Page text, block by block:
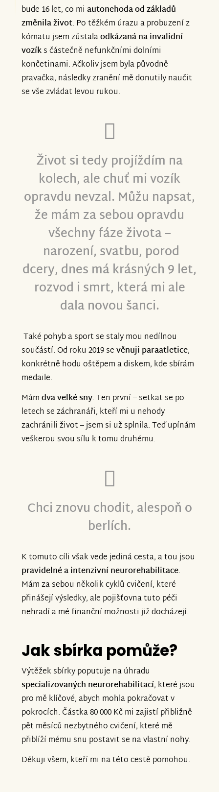
bude 16 let, co mi autonehoda od základů
změnila život. Po těžkém úrazu a probuzení z
kómatu jsem zůstalaodkázaná na invalidní
vozíks částečně nefunkčními dolními
končetinami. Ačkoliv jsem byla původně
pravačka, následky zranění mě donutily naučit
se vše zvládat levou rukou.
Život si tedy projíždím na
kolech, ale chuť mi vozík
opravdu nevzal. Můžu napsat,
že mám za sebou opravdu
všechny fáze života –
narození, svatbu, porod
dcery, dnes má krásných 9 let,
rozvod i smrt, která mi ale
dala novou šanci.
Také pohyb a sport se staly mou nedílnou
součástí. Od roku 2019 sevěnuji paraatletice,
konkrétně hodu oštěpem a diskem, kde sbírám
medaile.
Mámdva velké sny. Ten první – setkat se po
letech se záchranáři, kteří mi u nehody
zachránili život – jsem si už splnila. Teď upínám
veškerou svou sílu k tomu druhému.
Chci znovu chodit, alespoň o
berlích.
K tomuto cíli však vede jediná cesta, a tou jsou
pravidelné a intenzivní neurorehabilitace.
Mám za sebou několik cyklů cvičení, které
přinášejí výsledky, ale pojišťovna tuto péči
nehradí a mé finanční možnosti již docházejí.
Jak sbírka pomůže?
Výtěžek sbírky poputuje na úhradu
specializovaných neurorehabilitací, které jsou
pro mě klíčové, abych mohla pokračovat v
pokrocích. Částka 80 000 Kč mi zajistí přibližně
pět měsíců nezbytného cvičení, které mě
přiblíží mému snu postavit se na vlastní nohy.
Děkuji všem, kteří mi na této cestě pomohou.